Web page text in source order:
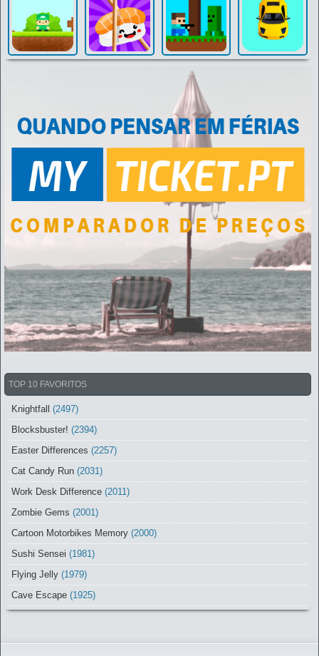
TOP 10 FAVORITOS
Knightfall (2497)
Blocksbuster! (2394)
Easter Differences (2257)
Cat Candy Run (2031)
Work Desk Difference (2011)
Zombie Gems (2001)
Cartoon Motorbikes Memory (2000)
Sushi Sensei (1981)
Flying Jelly (1979)
Cave Escape (1925)